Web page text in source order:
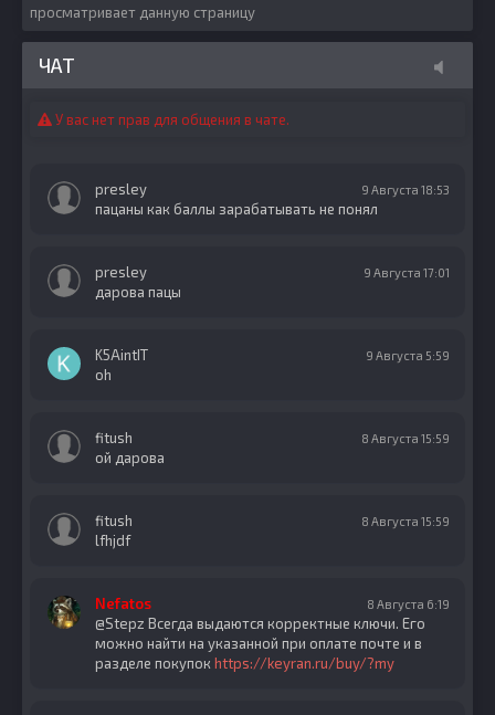
просматривает данную страницу
ЧАТ
У вас нет прав для общения в чате.
presley 9 Августа 18:53
пацаны как баллы зарабатывать не понял
presley 9 Августа 17:01
дарова пацы
K5AintIT 9 Августа 5:59
oh
fitush 8 Августа 15:59
ой дарова
fitush 8 Августа 15:59
lfhjdf
Nefatos 8 Августа 6:19
@Stepz Всегда выдаются корректные ключи. Его
можно найти на указанной при оплате почте и в
разделе покупок https://keyran.ru/buy/?my